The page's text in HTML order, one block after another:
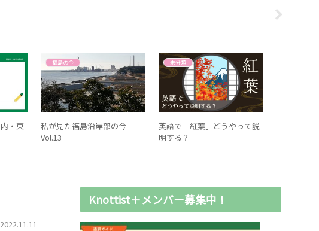
・東
福島の今
私が見た福島沿岸部の今
Vol.13
未分類
英語で「紅葉」どうやって説
明する？
2022.11.11
Knottist＋メンバー募集中！